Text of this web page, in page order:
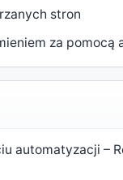
stron
za pomocą
automatyzacji –